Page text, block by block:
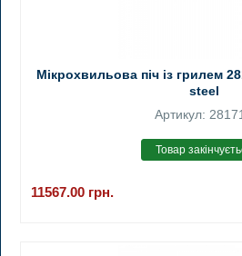
Мікрохвильова піч із грилем
steel
Артикул:
11567.00 грн.